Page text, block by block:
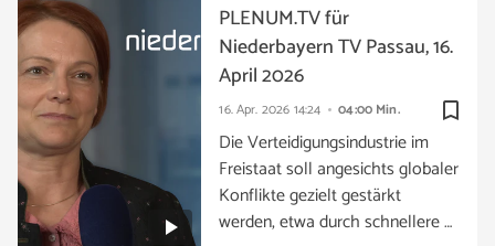
bookmark_border
16. Apr. 2026 14:24 04:00 Min.
PLENUM.TV für
Niederbayern TV Passau, 16.
April 2026
Die Verteidigungsindustrie im
Freistaat soll angesichts globaler
Konflikte gezielt gestärkt
werden, etwa durch schnellere …